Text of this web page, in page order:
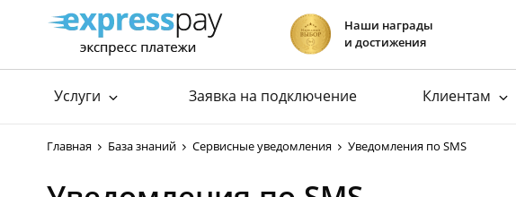
Наши награды
и достижения
Услуги
Подключение интернет-эквайринга
Прием платежей для вендинга
Заявка на подключение Клиентам
Главная База знаний Сервисные уведомления Уведомления по SMS